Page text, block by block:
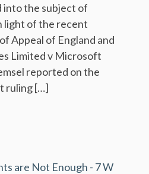
into the subject of
light of the recent
Appeal of England and
Limited v Microsoft
reported on the
ruling […]
are Not Enough - 7 W